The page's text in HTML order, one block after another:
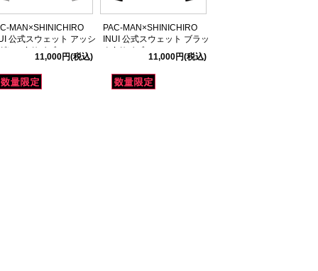
MAN×SHINICHIRO
公式スウェット アッシ
グレー Lサイズ
11,000円(税込)
PAC-MAN×SHINICHIRO
INUI 公式スウェット ブラッ
ク Lサイズ
11,000円(税込)